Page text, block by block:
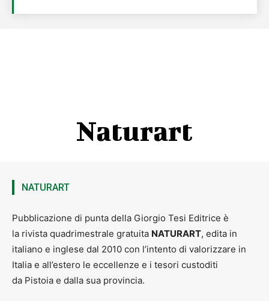
Naturart
NATURART
Pubblicazione di punta della Giorgio Tesi Editrice è
la rivista quadrimestrale gratuita NATURART, edita in
italiano e inglese dal 2010 con l’intento di valorizzare in
Italia e all’estero le eccellenze e i tesori custoditi
da Pistoia e dalla sua provincia.